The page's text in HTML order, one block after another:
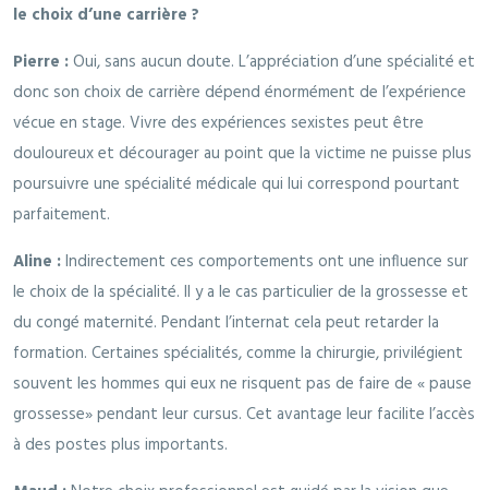
le choix d’une carrière ?
Pierre :Oui, sans aucun doute. L’appréciation d’une spécialité et
donc son choix de carrière dépend énormément de l’expérience
vécue en stage. Vivre des expériences sexistes peut être
douloureux et décourager au point que la victime ne puisse plus
poursuivre une spécialité médicale qui lui correspond pourtant
parfaitement.
Aline :Indirectement ces comportements ont une influence sur
le choix de la spécialité. Il y a le cas particulier de la grossesse et
du congé maternité. Pendant l’internat cela peut retarder la
formation. Certaines spécialités, comme la chirurgie, privilégient
souvent les hommes qui eux ne risquent pas de faire de « pause
grossesse» pendant leur cursus. Cet avantage leur facilite l’accès
à des postes plus importants.